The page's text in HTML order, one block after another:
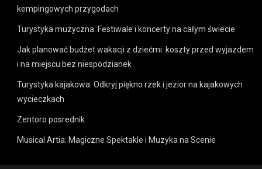
kempingowych przygodach
Turystyka muzyczna: Festiwale i koncerty na całym świecie
Jak planować budżet wakacji z dziećmi: koszty przed wyjazdem
i na miejscu bez niespodzianek
Turystyka kajakowa: Odkryj piękno rzek i jezior na kajakowych
wycieczkach
Zentoro posrednik
Musical Artia: Magiczne Spektakle i Muzyka na Scenie